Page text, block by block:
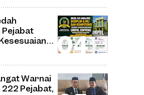
Pejabat
Disiplin
Warnai
Pejabat,